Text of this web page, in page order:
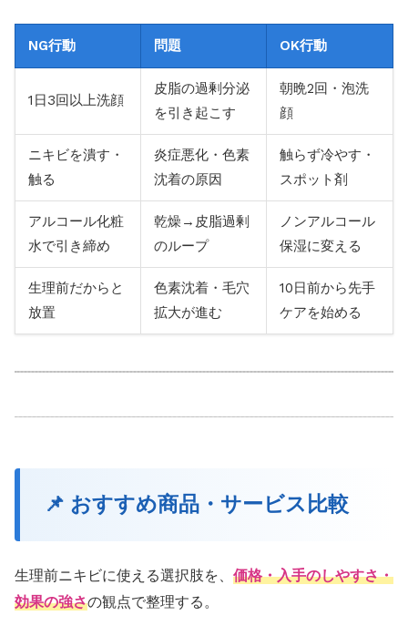
NG行動 問題 OK行動
1日3回以上洗顔
皮脂の過剰分泌
を引き起こす
朝晩2回・泡洗
顔
ニキビを潰す・
触る
炎症悪化・色素
沈着の原因
触らず冷やす・
スポット剤
アルコール化粧
水で引き締め
乾燥→皮脂過剰
のループ
ノンアルコール
保湿に変える
生理前だからと
放置
色素沈着・毛穴
拡大が進む
10日前から先手
ケアを始める
📌 おすすめ商品・サービス比較
生理前ニキビに使える選択肢を、 価格・入手のしやすさ・
効果の強さの観点で整理する。